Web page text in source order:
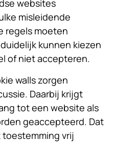
websites
misleidende
regels moeten
kunnen kiezen
of niet accepteren.
walls zorgen
Daarbij krijgt
tot een website als
geaccepteerd. Dat
vrij